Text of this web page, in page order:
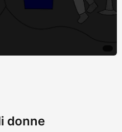
donne